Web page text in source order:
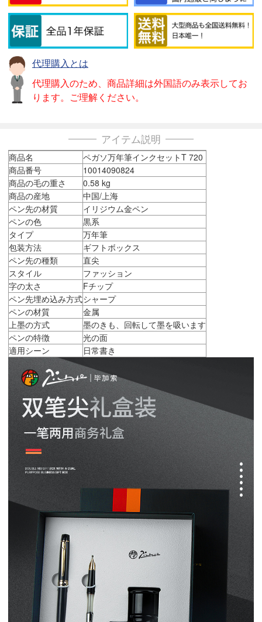
代理購入とは
代理購入のため、商品詳細は外国語のみ表示してお
ります。ご理解ください。
アイテム説明
商品名
ペガソ万年筆インクセットT 720
商品番号
10014090824
商品の毛の重さ
0.58 kg
商品の産地
中国/上海
ペン先の材質
イリジウム金ペン
ペンの色
黒系
タイプ
万年筆
包装方法
ギフトボックス
ペン先の種類
直尖
スタイル
ファッション
字の太さ
Fチップ
ペン先埋め込み方式シャープ
ペンの材質
金属
上墨の方式
墨のきも、回転して墨を吸います
ペンの特徴
光の面
適用シーン
日常書き